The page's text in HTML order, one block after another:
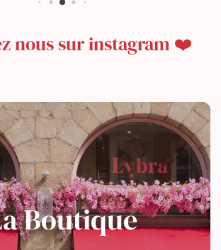
et à celles qui ne le sont pas, à
dans la boutique ou sur leur site
nous sur instagram ❤️
Boutique